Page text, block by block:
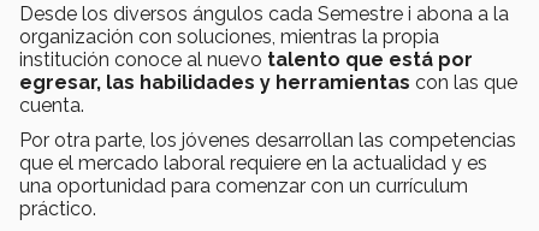
Desde los diversos ángulos cada Semestre i abona a la
organización con soluciones, mientras la propia
institución conoce al nuevo talento que está por
egresar, las habilidades y herramientas con las que
cuenta.
Por otra parte, los jóvenes desarrollan las competencias
que el mercado laboral requiere en la actualidad y es
una oportunidad para comenzar con un currículum
práctico.